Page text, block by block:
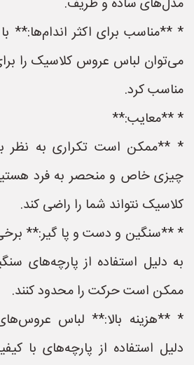
مدل‌های ساده و ظریف.
* **مناسب برای اکثر اندام‌ها:**
می‌توان لباس عروس کلاسیک را
مناسب کرد.
* **معایب:**
* **ممکن است تکراری به نظر
چیزی خاص و منحصر به فرد
کلاسیک نتواند شما را راضی کند.
* **سنگین و دست و پا گیر:**
به دلیل استفاده از پارچه‌های
ممکن است حرکت را محدود کنند.
* **هزینه بالا:** لباس
دلیل استفاده از پارچه‌های با